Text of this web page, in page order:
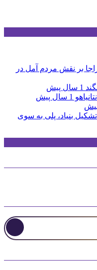
بر نقش مردم آمل در
1 سال پیش
1 سال پیش
بنیاد، پلی به سوی